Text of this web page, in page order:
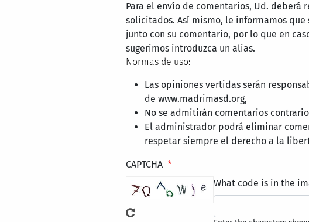
Para el envío de comentarios, Ud. deberá
solicitados. Así mismo, le informamos
junto con su comentario, por lo que en
sugerimos introduzca un alias.
Normas de uso:
Las opiniones vertidas serán
de www.madrimasd.org,
No se admitirán comentarios
El administrador podrá eliminar
respetar siempre el derecho a la
CAPTCHA
What code is in the